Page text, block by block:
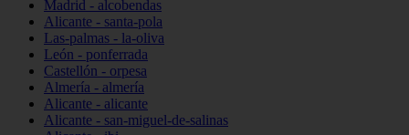
Madrid - alcobendas
Alicante - santa-pola
Las-palmas - la-oliva
León - ponferrada
Castellón - orpesa
Almería - almería
Alicante - alicante
Alicante - san-miguel-de-salinas